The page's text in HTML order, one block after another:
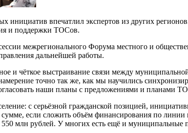
впечатлил экспертов из других
и поддержки ТОСов.
сессии межрегионального Форума местного и
дальнейшей работы.
и чёткое выстраивание связи между
точно так же, как мы научились
наши планы с предложениями и планами
с серьёзной гражданской позицией,
если сложить объём финансирования по
550 млн рублей. У многих есть ещё и